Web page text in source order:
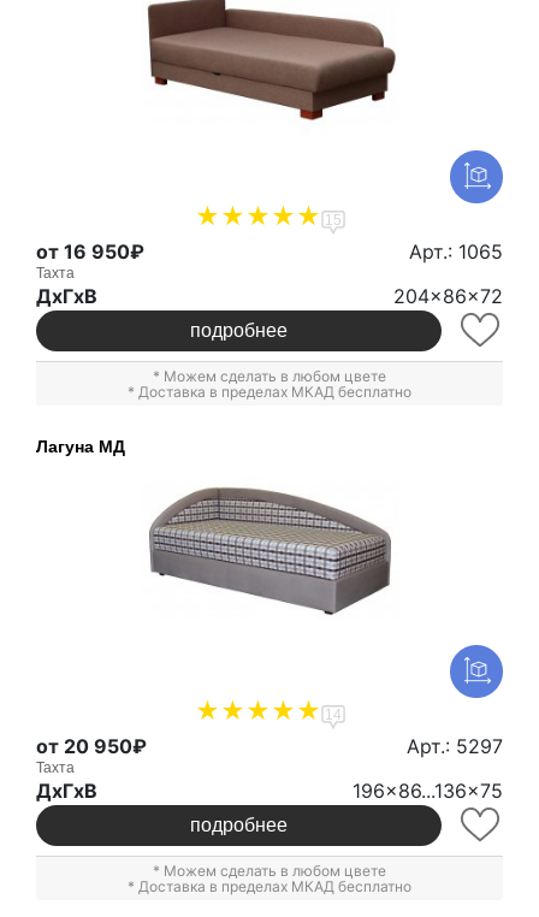
15
от 16 950₽ Арт.: 1065
Тахта
ДxГxВ 204x86x72
подробнее
* Можем сделать в любом цвете
* Доставка в пределах МКАД бесплатно
Лагуна МД
14
от 20 950₽ Арт.: 5297
Тахта
ДxГxВ 196x86...136x75
подробнее
* Можем сделать в любом цвете
* Доставка в пределах МКАД бесплатно